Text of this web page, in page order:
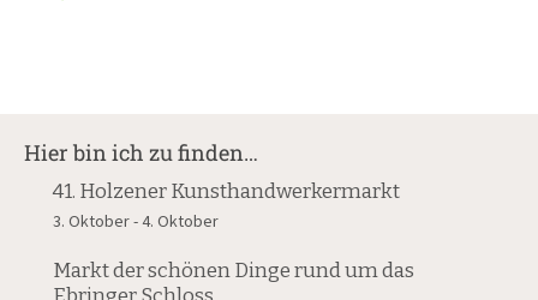
Hier bin ich zu finden…
41. Holzener Kunsthandwerkermarkt
3. Oktober-4. Oktober
Markt der schönen Dinge rund um das
Ebringer Schloss